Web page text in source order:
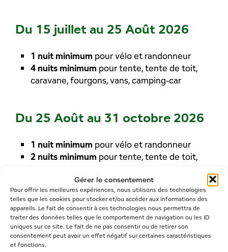
Gérer le consentement
Pour offrir les meilleures expériences, nous utilisons des technologies
telles que les cookies pour stocker et/ou accéder aux informations des
appareils. Le fait de consentir à ces technologies nous permettra de
traiter des données telles que le comportement de navigation ou les ID
uniques sur ce site. Le fait de ne pas consentir ou de retirer son
consentement peut avoir un effet négatif sur certaines caractéristiques
et fonctions.
Du 15 juillet au 25 Août 2026
1 nuit minimum pour vélo et randonneur
4 nuits minimum pour tente, tente de toit,
caravane, fourgons, vans, camping-car
Du 25 Août au 31 octobre 2026
1 nuit minimum pour vélo et randonneur
2 nuits minimum pour tente, tente de toit,
3 nuits minimum pour fourgons, vans,
camping-car